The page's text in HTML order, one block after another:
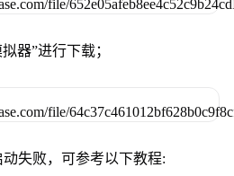
器”进行下载；
失败，可参考以下教程: